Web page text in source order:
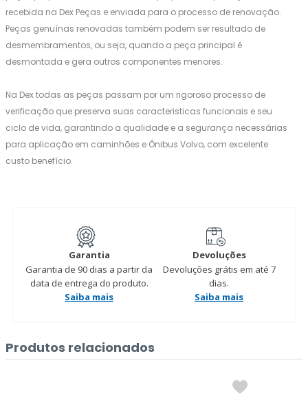
recebida na Dex Peças e enviada para o processo de renovação.
Peças genuínas renovadas também podem ser resultado de
desmembramentos, ou seja, quando a peça principal é
desmontada e gera outros componentes menores.
Na Dex todas as peças passam por um rigoroso processo de
verificação que preserva suas caracteristicas funcionais e seu
ciclo de vida, garantindo a qualidade e a segurança necessárias
para aplicação em caminhões e Ônibus Volvo, com excelente
custo benefício.
Garantia
Garantia de 90 dias a partir da
data de entrega do produto.
Saiba mais
Devoluções
Devoluções grátis em até 7
dias.
Saiba mais
Produtos relacionados